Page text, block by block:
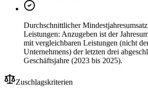
Durchschnittlicher
Leistungen: Anzugeben ist der
mit vergleichbaren Leistungen (nicht
Unternehmens) der letzten drei
Geschäftsjahre (2023 bis 2025).
Zuschlagskriterien